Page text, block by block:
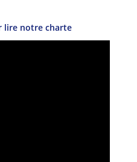
lire notre charte